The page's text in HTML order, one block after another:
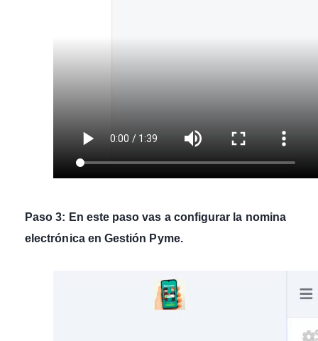
Paso 3: En este paso vas a configurar la nomina
electrónica en Gestión Pyme.